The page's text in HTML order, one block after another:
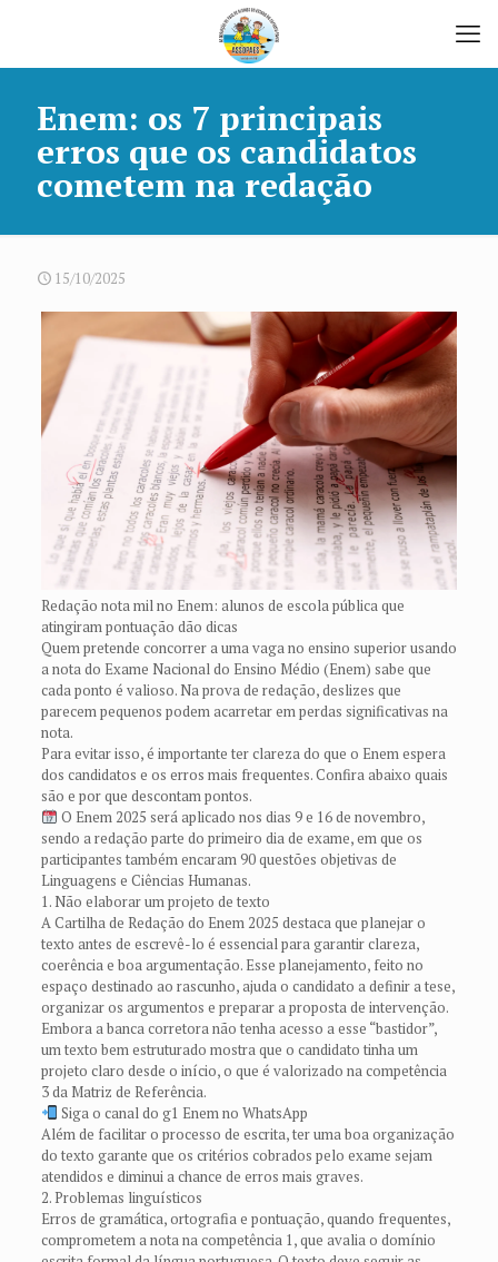
Enem: os 7 principais
erros que os candidatos
cometem na redação
15/10/2025
Redação nota mil no Enem: alunos de escola pública que
atingiram pontuação dão dicas
Quem pretende concorrer a uma vaga no ensino superior usando
a nota do Exame Nacional do Ensino Médio (Enem) sabe que
cada ponto é valioso. Na prova de redação, deslizes que
parecem pequenos podem acarretar em perdas significativas na
nota.
Para evitar isso, é importante ter clareza do que o Enem espera
dos candidatos e os erros mais frequentes. Confira abaixo quais
são e por que descontam pontos.
O Enem 2025 será aplicado nos dias 9 e 16 de novembro,
sendo a redação parte do primeiro dia de exame, em que os
participantes também encaram 90 questões objetivas de
Linguagens e Ciências Humanas.
1. Não elaborar um projeto de texto
A Cartilha de Redação do Enem 2025 destaca que planejar o
texto antes de escrevê-lo é essencial para garantir clareza,
coerência e boa argumentação. Esse planejamento, feito no
espaço destinado ao rascunho, ajuda o candidato a definir a tese,
organizar os argumentos e preparar a proposta de intervenção.
Embora a banca corretora não tenha acesso a esse “bastidor”,
um texto bem estruturado mostra que o candidato tinha um
projeto claro desde o início, o que é valorizado na competência
3 da Matriz de Referência.
Siga o canal do g1 Enem no WhatsApp
Além de facilitar o processo de escrita, ter uma boa organização
do texto garante que os critérios cobrados pelo exame sejam
atendidos e diminui a chance de erros mais graves.
2. Problemas linguísticos
Erros de gramática, ortografia e pontuação, quando frequentes,
comprometem a nota na competência 1, que avalia o domínio